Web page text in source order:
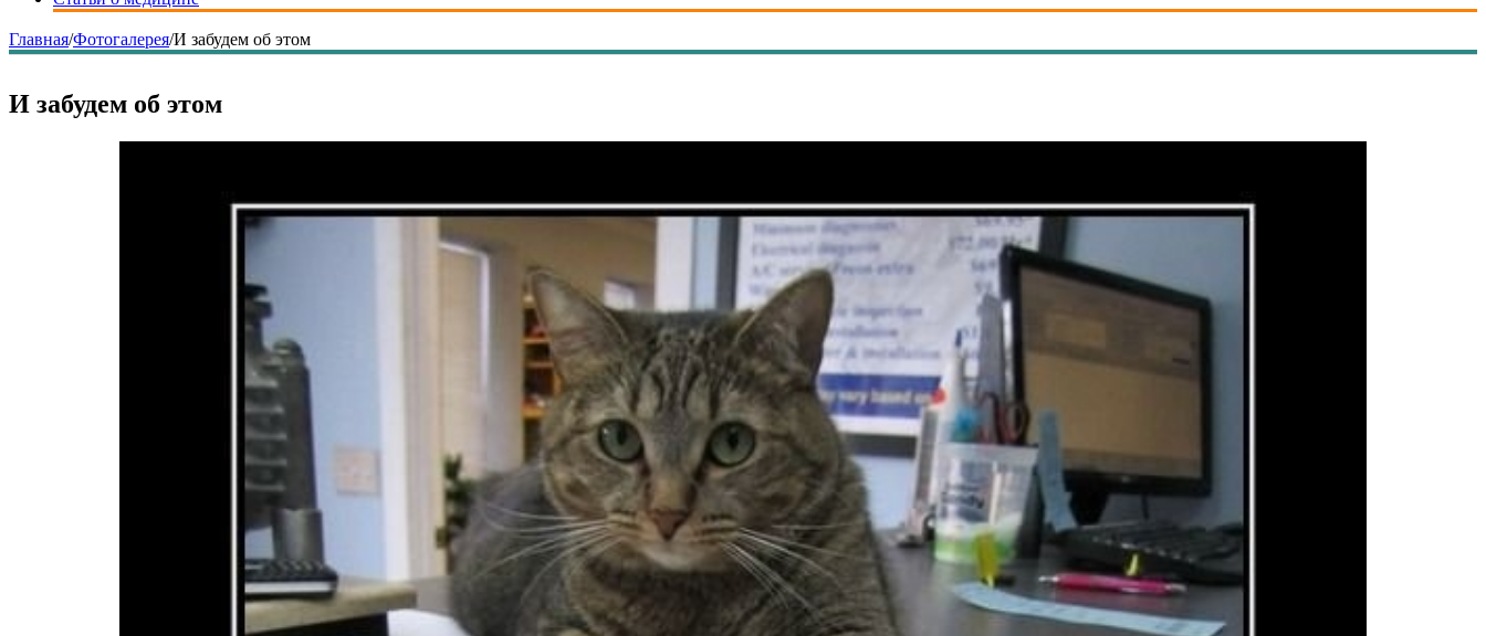
Главная/Фотогалерея/И забудем об этом
И забудем об этом